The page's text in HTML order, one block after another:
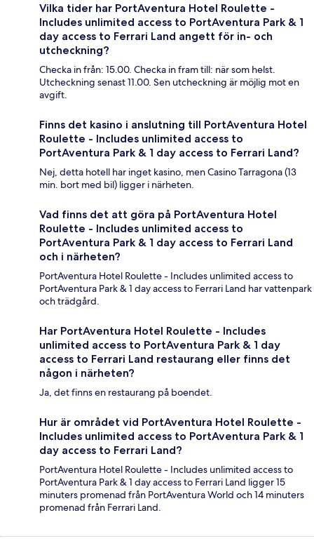
Vilka tider har PortAventura Hotel Roulette -
Includes unlimited access to PortAventura Park & 1
day access to Ferrari Land angett för in- och
utcheckning?
Checka in från: 15.00. Checka in fram till: när som helst.
Utcheckning senast 11.00. Sen utcheckning är möjlig mot en
avgift.
Finns det kasino i anslutning till PortAventura Hotel
Roulette - Includes unlimited access to
PortAventura Park & 1 day access to Ferrari Land?
Nej, detta hotell har inget kasino, men Casino Tarragona (13
min. bort med bil) ligger i närheten.
Vad finns det att göra på PortAventura Hotel
Roulette - Includes unlimited access to
PortAventura Park & 1 day access to Ferrari Land
och i närheten?
PortAventura Hotel Roulette - Includes unlimited access to
PortAventura Park & 1 day access to Ferrari Land har vattenpark
och trädgård.
Har PortAventura Hotel Roulette - Includes
unlimited access to PortAventura Park & 1 day
access to Ferrari Land restaurang eller finns det
någon i närheten?
Ja, det finns en restaurang på boendet.
Hur är området vid PortAventura Hotel Roulette -
Includes unlimited access to PortAventura Park & 1
day access to Ferrari Land?
PortAventura Hotel Roulette - Includes unlimited access to
PortAventura Park & 1 day access to Ferrari Land ligger 15
minuters promenad från PortAventura World och 14 minuters
promenad från Ferrari Land.